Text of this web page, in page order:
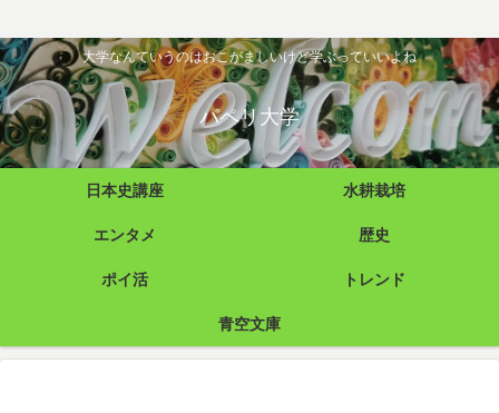
大学なんていうのはおこがましいけど学ぶっていいよね
パペリ大学
日本史講座 水耕栽培
エンタメ 歴史
ポイ活 トレンド
青空文庫